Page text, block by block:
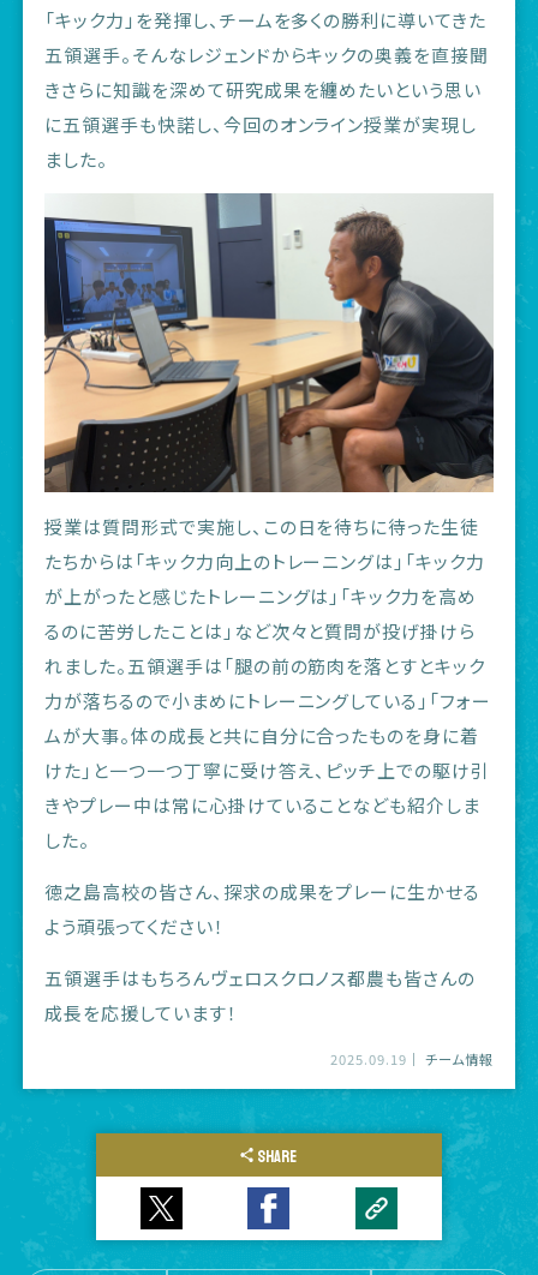
「キック力」を発揮し、チームを多くの勝利に導いてきた
五領選手。そんなレジェンドからキックの奥義を直接聞
きさらに知識を深めて研究成果を纏めたいという思い
に五領選手も快諾し、今回のオンライン授業が実現し
ました。
授業は質問形式で実施し、この日を待ちに待った生徒
たちからは「キック力向上のトレーニングは」「キック力
が上がったと感じたトレーニングは」「キック力を高め
るのに苦労したことは」など次々と質問が投げ掛けら
れました。五領選手は「腿の前の筋肉を落とすとキック
力が落ちるので小まめにトレーニングしている」「フォー
ムが大事。体の成長と共に自分に合ったものを身に着
けた」と一つ一つ丁寧に受け答え、ピッチ上での駆け引
きやプレー中は常に心掛けていることなども紹介しま
した。
徳之島高校の皆さん、探求の成果をプレーに生かせる
よう頑張ってください！
五領選手はもちろんヴェロスクロノス都農も皆さんの
成長を応援しています！
2025.09.19 チーム情報
SHARE